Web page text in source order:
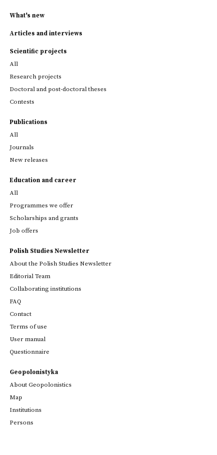
What's new
Articles and interviews
Scientific projects
All
Research projects
Doctoral and post-doctoral theses
Contests
Publications
All
Journals
New releases
Education and career
All
Programmes we offer
Scholarships and grants
Job offers
Polish Studies Newsletter
About the Polish Studies Newsletter
Editorial Team
Collaborating institutions
FAQ
Contact
Terms of use
User manual
Questionnaire
Geopolonistyka
About Geopolonistics
Map
Institutions
Persons